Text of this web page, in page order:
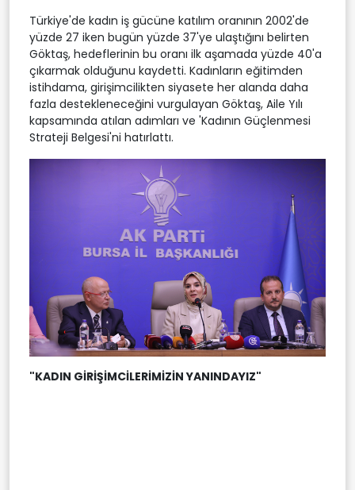
Türkiye'de kadın iş gücüne katılım oranının 2002'de
yüzde 27 iken bugün yüzde 37'ye ulaştığını belirten
Göktaş, hedeflerinin bu oranı ilk aşamada yüzde 40'a
çıkarmak olduğunu kaydetti. Kadınların eğitimden
istihdama, girişimcilikten siyasete her alanda daha
fazla destekleneceğini vurgulayan Göktaş, Aile Yılı
kapsamında atılan adımları ve 'Kadının Güçlenmesi
Strateji Belgesi'ni hatırlattı.
"KADIN GİRİŞİMCİLERİMİZİN YANINDAYIZ"